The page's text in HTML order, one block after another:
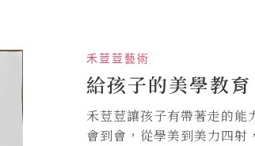
禾荳荳藝術
給孩子的美學教育
禾荳荳讓孩子有帶著走的能
會到會，從學美到美力四射